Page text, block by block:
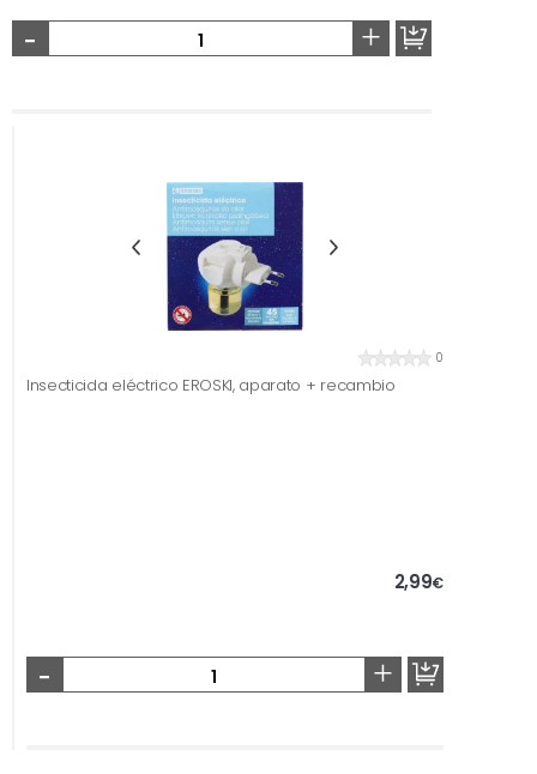
- +
0
Insecticida eléctrico EROSKI, aparato + recambio
2,99€
- +